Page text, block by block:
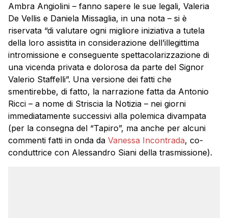
Ambra Angiolini – fanno sapere le sue legali, Valeria
De Vellis e Daniela Missaglia, in una nota – si è
riservata “di valutare ogni migliore iniziativa a tutela
della loro assistita in considerazione dell’illegittima
intromissione e conseguente spettacolarizzazione di
una vicenda privata e dolorosa da parte del Signor
Valerio Staffelli”. Una versione dei fatti che
smentirebbe, di fatto, la narrazione fatta da Antonio
Ricci – a nome di Striscia la Notizia – nei giorni
immediatamente successivi alla polemica divampata
(per la consegna del “Tapiro”, ma anche per alcuni
commenti fatti in onda da Vanessa Incontrada, co-
conduttrice con Alessandro Siani della trasmissione).